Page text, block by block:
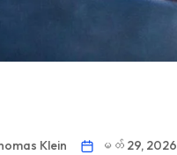
Klein မတ် 29, 2026